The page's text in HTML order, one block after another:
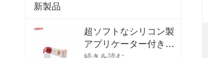
新製品
超ソフトなシリコン製
アプリケーター付きリ